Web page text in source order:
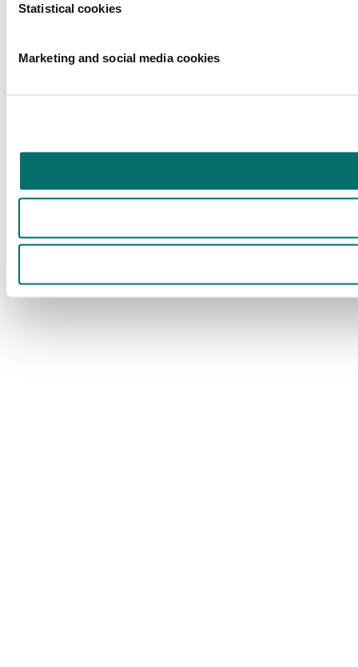
Statistical cookies
Marketing and social media cookies